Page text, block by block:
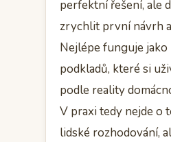
perfektní řešení, ale
zrychlit první návrh
Nejlépe funguje
podkladů, které si
podle reality
V praxi tedy nejde o
lidské rozhodování,